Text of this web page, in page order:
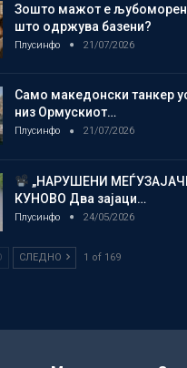
Зошто мажот е
што одржува базени?
Плусинфо 21/07/2026
Само македонски танкер
низ Ормускиот…
Плусинфо 21/07/2026
„НАРУШЕНИ
КУНОВО Два зајаци…
Плусинфо 24/05/2026
СЛЕДНО 1 of 169